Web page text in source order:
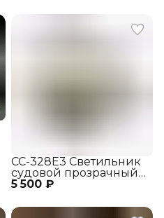
5 500 ₽
СС-328Е3 Светильник
судовой прозрачный
со скошенным,
отражателем